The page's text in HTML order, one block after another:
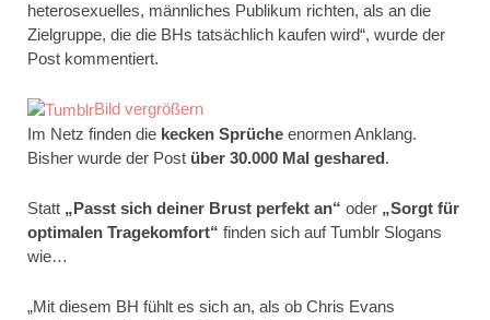
heterosexuelles, männliches Publikum richten, als an die
Zielgruppe, die die BHs tatsächlich kaufen wird“, wurde der
Post kommentiert.
Bild vergrößern
Im Netz finden die kecken Sprüche enormen Anklang.
Bisher wurde der Post über 30.000 Mal geshared.
Statt „Passt sich deiner Brust perfekt an“ oder „Sorgt für
optimalen Tragekomfort“ finden sich auf Tumblr Slogans
wie…
„Mit diesem BH fühlt es sich an, als ob Chris Evans